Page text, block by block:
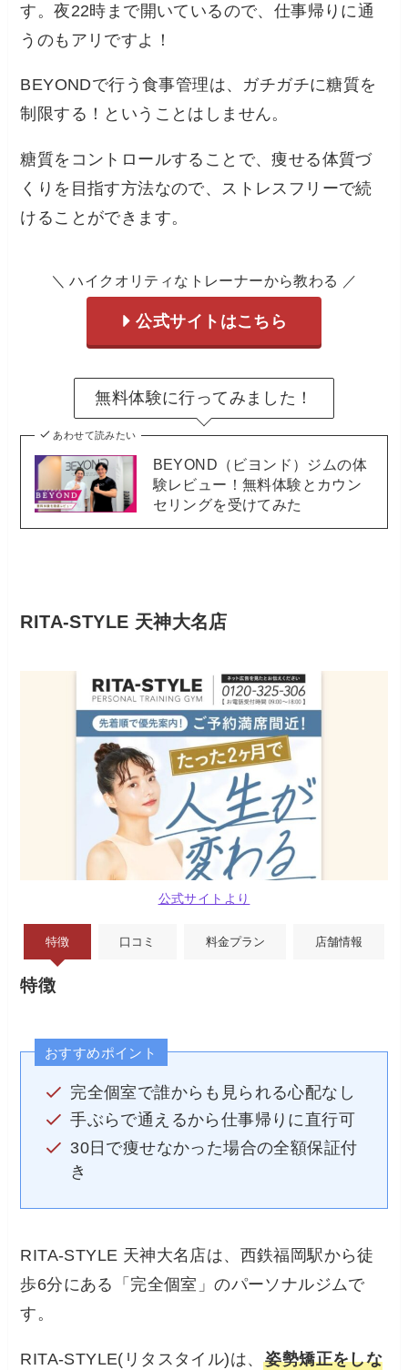
す。夜22時まで開いているので、仕事帰りに通
うのもアリですよ！
BEYONDで行う食事管理は、ガチガチに糖質を
制限する！ということはしません。
糖質をコントロールすることで、痩せる体質づ
くりを目指す方法なので、ストレスフリーで続
けることができます。
＼ ハイクオリティなトレーナーから教わる ／
公式サイトはこちら
無料体験に行ってみました！
あわせて読みたい
BEYOND（ビヨンド）ジムの体
験レビュー！無料体験とカウン
セリングを受けてみた
RITA-STYLE 天神大名店
公式サイトより
特徴 口コミ 料金プラン 店舗情報
特徴
おすすめポイント
完全個室で誰からも見られる心配なし
手ぶらで通えるから仕事帰りに直行可
30日で痩せなかった場合の全額保証付
き
RITA-STYLE 天神大名店は、西鉄福岡駅から徒
歩6分にある「完全個室」のパーソナルジムで
す。
RITA-STYLE(リタスタイル)は、姿勢矯正をしな